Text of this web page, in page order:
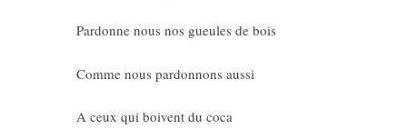
Pardonne nous nos gueules de bois
Comme nous pardonnons aussi
A ceux qui boivent du coca